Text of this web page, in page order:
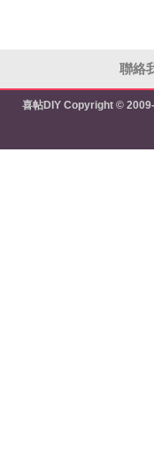
聯絡
喜帖DIY Copyright ©